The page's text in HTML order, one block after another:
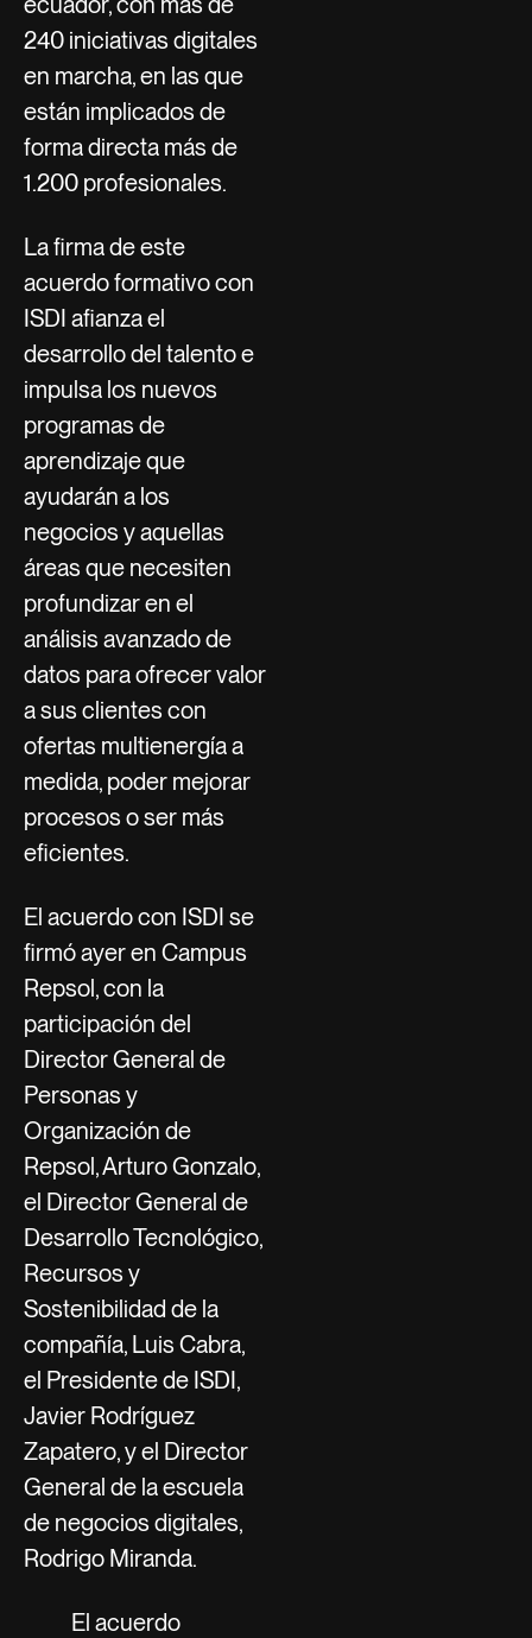
240 iniciativas digitales
en marcha, en las que
están implicados de
forma directa más de
1.200 profesionales.
La firma de este
acuerdo formativo con
ISDI afianza el
desarrollo del talento e
impulsa los nuevos
programas de
aprendizaje que
ayudarán a los
negocios y aquellas
áreas que necesiten
profundizar en el
análisis avanzado de
datos para ofrecer valor
a sus clientes con
ofertas multienergía a
medida, poder mejorar
procesos o ser más
eficientes.
El acuerdo con ISDI se
firmó ayer en Campus
Repsol, con la
participación del
Director General de
Personas y
Organización de
Repsol, Arturo Gonzalo,
el Director General de
Desarrollo Tecnológico,
Recursos y
Sostenibilidad de la
compañía, Luis Cabra,
el Presidente de ISDI,
Javier Rodríguez
Zapatero, y el Director
General de la escuela
de negocios digitales,
Rodrigo Miranda.
El acuerdo